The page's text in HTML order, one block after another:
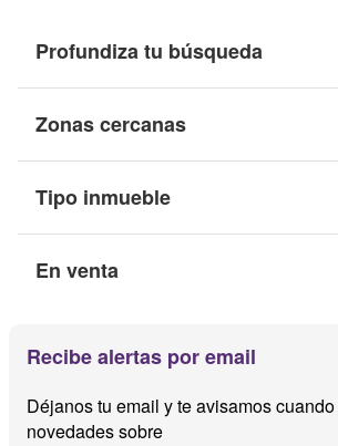
Profundiza tu búsqueda
Zonas cercanas
Tipo inmueble
En venta
Recibe alertas por email
Déjanos tu email y te avisamos
novedades sobre